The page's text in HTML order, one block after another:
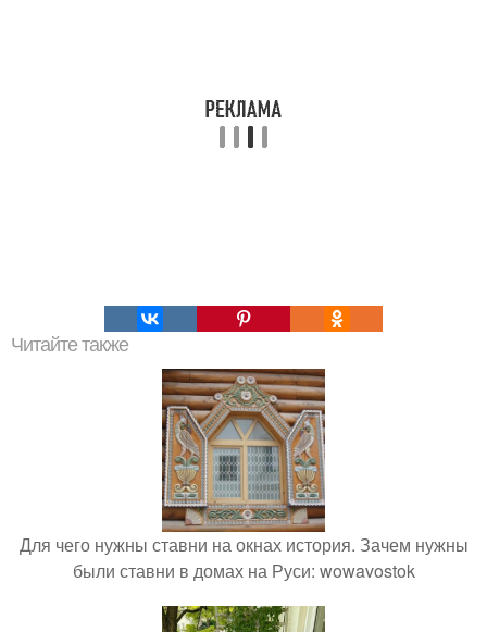
Читайте также
Для чего нужны ставни на окнах история. Зачем нужны
были ставни в домах на Руси: wowavostok